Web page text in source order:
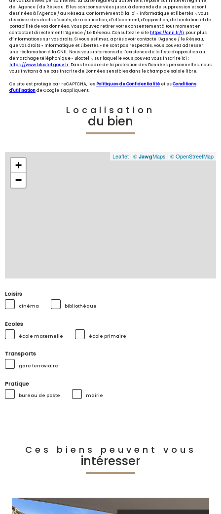
de l'Agence / du Réseau. Elles sont conservées jusqu'à demande de suppression et sont
destinées à l'Agence / au Réseau. Conformément à la loi « informatique et libertés », vous
disposez des droits d’accès, de rectification, d’effacement, d’opposition, de limitation et de
portabilité de vos données. Vous pouvez retirer votre consentement à tout moment en
contactant directement l’Agence / Le Réseau. Consultez le site https://cnil.fr/fr pour plus
d’informations sur vos droits. Si vous estimez, après avoir contacté l'Agence / le Réseau,
que vos droits « Informatique et Libertés » ne sont pas respectés, vous pouvez adresser
une réclamation à la CNIL. Nous vous informons de l’existence de la liste d'opposition au
démarchage téléphonique « Bloctel », sur laquelle vous pouvez vous inscrire ici :
https://www.bloctel.gouv.fr. Dans le cadre de la protection des Données personnelles, nous
vous invitons à ne pas inscrire de Données sensibles dans le champ de saisie libre.
Ce site est protégé par reCAPTCHA, les Politiques de Confidentialité et esConditions
d'utilisationde Google s'appliquent.
Localisation
du bien
+
−
Leaflet | © JawgMaps | © OpenStreetMap
Loisirs
cinéma bibliothèque
Ecoles
école maternelle école primaire
Transports
gare ferroviaire
Pratique
bureau de poste mairie
Ces biens peuvent vous
intéresser